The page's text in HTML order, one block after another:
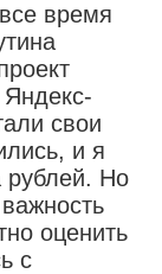
время
свои
и я
рублей. Но
оценить
с